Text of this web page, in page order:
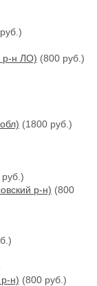
р-н ЛО) (800 руб.)
(1800 руб.)
р-н) (800
н) (800 руб.)